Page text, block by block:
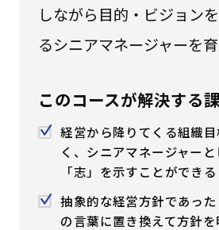
お役立ち情報 お知らせ
資料請求
管理者ロ
受講者ロ
しながら目的・ビジョン
るシニアマネージャーを育
このコースが解決する
経営から降りてくる組織
く、シニアマネージャー
「志」を示すことができる
抽象的な経営方針であっ
の言葉に置き換えて方針